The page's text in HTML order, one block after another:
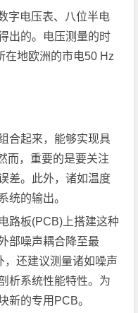
字电压表、八位半电
出的。电压测量的时
在地欧洲的市电50 Hz
合起来，能够实现具
而，重要的是要关注
差。此外，诸如温度
统的输出。
路板(PCB)上搭建这种
部噪声耦合降至最
还建议测量诸如噪声
析系统性能特性。为
新的专用PCB。